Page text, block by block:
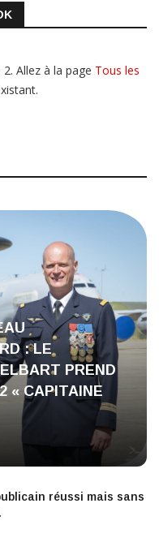
2. Allez à la page Tous les
: LE
PREND
« CAPITAINE
réussi mais sans